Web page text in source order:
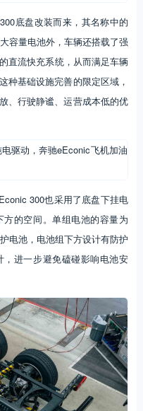
底盘改装而来，其名称中的
容量电池外，车辆还搭载了强
直流快充系统，从而满足车辆
种基础设施完善的限定区域，
、行驶静谧、运营成本低的优
300也采用了底盘下挂电
的空间。单组电池的容量为
电池，电池组下方设计有防护
进一步避免磕碰影响电池安